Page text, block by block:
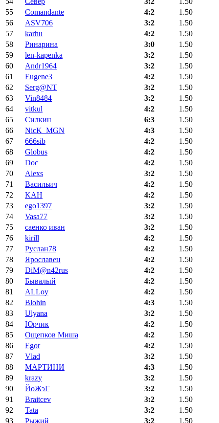
55
Comandante 4:2
1.50
56
ASV706 3:2
1.50
57
karhu 4:2
1.50
58
Ринарина 3:0
1.50
59
len-kapenka 3:2
1.50
60
Andr1964 3:2
1.50
61
Eugene3 4:2
1.50
62
Serg@NT 3:2
1.50
63
Vin8484 3:2
1.50
64
vitkul 4:2
1.50
65
Силкин 6:3
1.50
66
NicK_MGN 4:3
1.50
67
666sib 4:2
1.50
68
Globus 4:2
1.50
69
Doc 4:2
1.50
70
Alexs 3:2
1.50
71
Васильич 4:2
1.50
72
KAH 4:2
1.50
73
ego1397 3:2
1.50
74
Vasa77 3:2
1.50
75
саенко иван 3:2
1.50
76
kirill 4:2
1.50
77
Руслан78 4:2
1.50
78
Ярославец 4:2
1.50
79
DiM@n42rus 4:2
1.50
80
Бывалый 4:2
1.50
81
ALLoy 4:2
1.50
82
Blohin 4:3
1.50
83
Ulyana 3:2
1.50
84
Юрчик 4:2
1.50
85
Ощепков Миша 4:2
1.50
86
Egor 4:2
1.50
87
Vlad 3:2
1.50
88
МАРТИНИ 4:3
1.50
89
krazy 3:2
1.50
90
ЙоЖэГ 3:2
1.50
91
Braitcev 3:2
1.50
92
Tata 3:2
1.50
93
Рыжий 3:2
1.50